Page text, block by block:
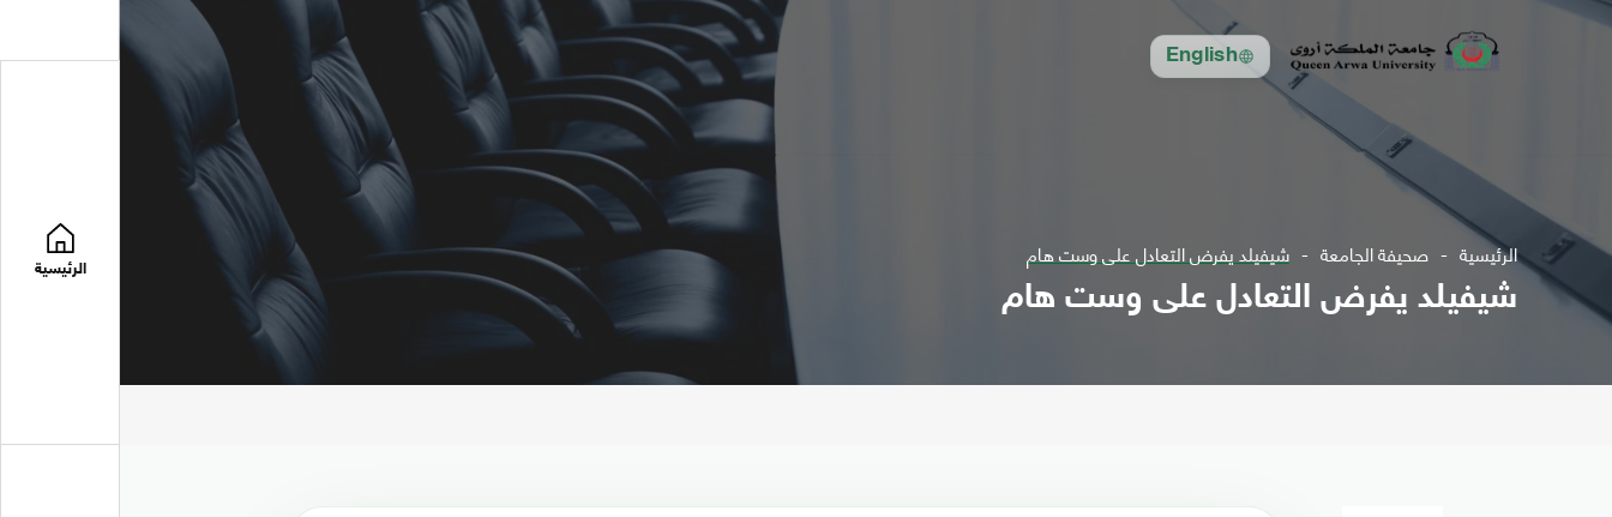
English
الرئيسية الرئيسية صحيفة الجامعة شيفيلد يفرض التعادل على وست هام
شيفيلد يفرض التعادل على وست هام